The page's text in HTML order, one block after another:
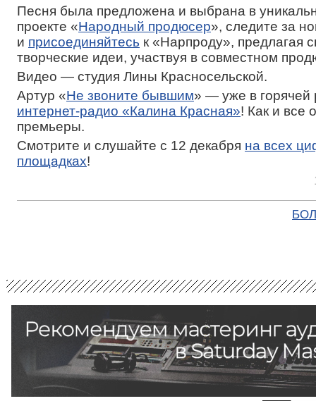
Песня была предложена и выбрана в
проекте «Народный продюсер», следите за
и присоединяйтесь к «Нарпроду», предлагая
творческие идеи, участвуя в совместном
Видео — студия Лины Красносельской.
Артур «Не звоните бывшим» — уже в горячей
интернет-радио «Калина Красная»! Как и все
премьеры.
Смотрите и слушайте с 12 декабря на всех
площадках!